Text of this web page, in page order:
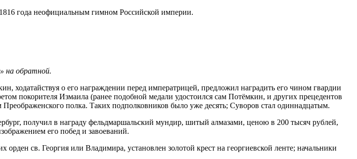
года неофициальным гимном Российской империи.
на обратной.
ходатайствуя о его награждении перед императрицей, предложил наградить его чином гвардии
покорителя Измаила (ранее подобной медали удостоился сам Потёмкин, и других прецедентов
полка. Таких подполковников было уже десять; Суворов стал одиннадцатым.
получил в награду фельдмаршальский мундир, шитый алмазами, ценою в 200 тысяч рублей,
его побед и завоеваний.
св. Георгия или Владимира, установлен золотой крест на георгиевской ленте; начальники